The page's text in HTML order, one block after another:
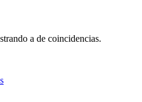
a de coincidencias.